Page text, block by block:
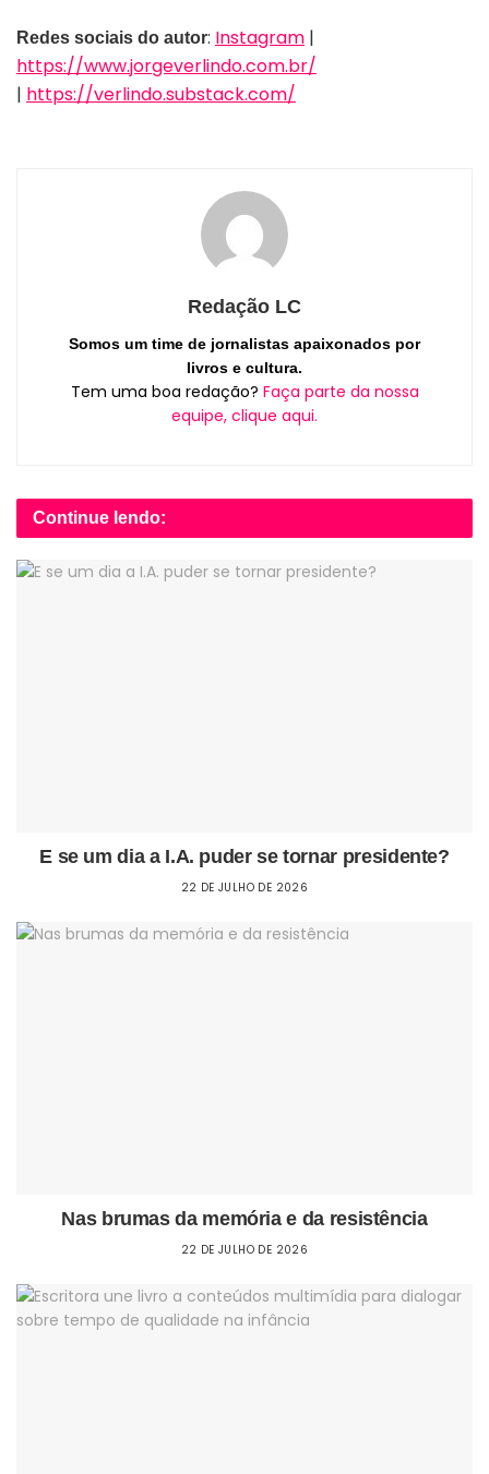
Redes sociais do autor: Instagram |
https://www.jorgeverlindo.com.br/
| https://verlindo.substack.com/
Redação LC
Somos um time de jornalistas apaixonados por
livros e cultura.
Tem uma boa redação? Faça parte da nossa
equipe, clique aqui.
Continue lendo:
E se um dia a I.A. puder se tornar presidente?
22 DE JULHO DE 2026
Nas brumas da memória e da resistência
22 DE JULHO DE 2026